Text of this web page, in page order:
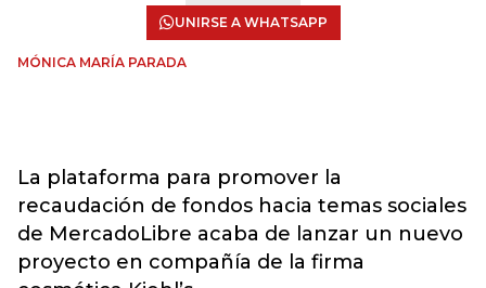
UNIRSE A WHATSAPP
MÓNICA MARÍA PARADA
La plataforma para promover la
recaudación de fondos hacia temas sociales
de MercadoLibre acaba de lanzar un nuevo
proyecto en compañía de la firma